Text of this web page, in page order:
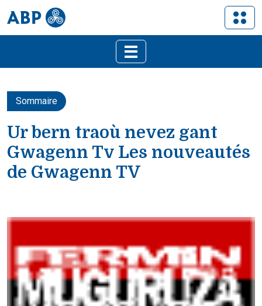
Sommaire
Ur bern traoù nevez gant
Gwagenn Tv Les nouveautés
de Gwagenn TV